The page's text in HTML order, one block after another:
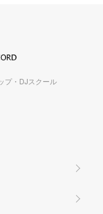
プ・DJスクール